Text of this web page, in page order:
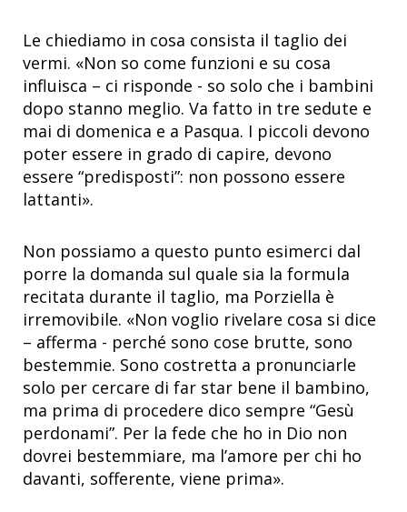
Le chiediamo in cosa consista il taglio dei
vermi. «Non so come funzioni e su cosa
influisca – ci risponde - so solo che i bambini
dopo stanno meglio. Va fatto in tre sedute e
mai di domenica e a Pasqua. I piccoli devono
poter essere in grado di capire, devono
essere “predisposti”: non possono essere
lattanti».
Non possiamo a questo punto esimerci dal
porre la domanda sul quale sia la formula
recitata durante il taglio, ma Porziella è
irremovibile. «Non voglio rivelare cosa si dice
– afferma - perché sono cose brutte, sono
bestemmie. Sono costretta a pronunciarle
solo per cercare di far star bene il bambino,
ma prima di procedere dico sempre “Gesù
perdonami”. Per la fede che ho in Dio non
dovrei bestemmiare, ma l’amore per chi ho
davanti, sofferente, viene prima».